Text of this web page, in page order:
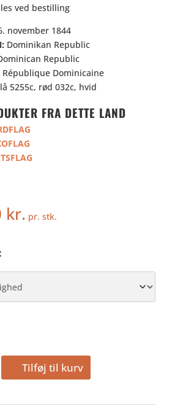
ved bestilling
november 1844
Dominikan Republic
Republic
République Dominicaine
5255c, rød 032c, hvid
FRA DETTE LAND
kr. pr. stk.
Tilføj til kurv